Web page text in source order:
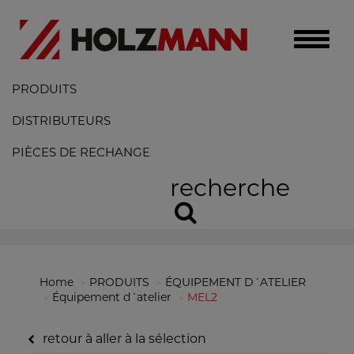
Toggle
PRODUITS
DISTRIBUTEURS
PIÈCES DE RECHANGE
recherche
Home PRODUITS
ÉQUIPEMENT D´ATELIER
Équipement d´atelier
MEL2
retour à aller à la sélection